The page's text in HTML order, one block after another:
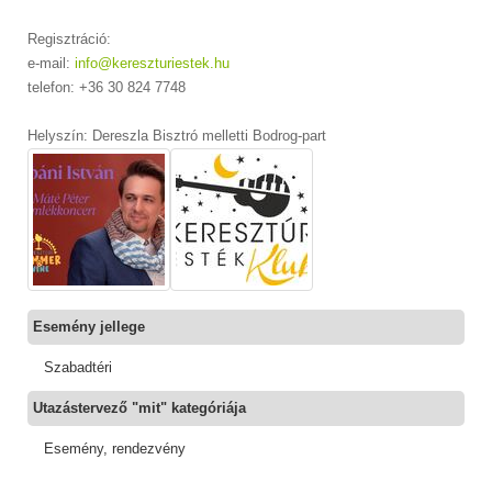
Regisztráció:
e-mail: info@kereszturiestek.hu
telefon: +36 30 824 7748
Helyszín: Dereszla Bisztró melletti Bodrog-part
Esemény jellege
Szabadtéri
Utazástervező "mit" kategóriája
Esemény, rendezvény